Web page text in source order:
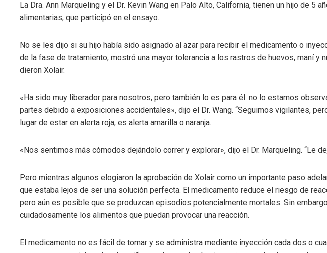
La Dra. Ann Marqueling y el Dr. Kevin Wang en Palo Alto, California, tienen un hijo de 5
alimentarias, que participó en el ensayo.
No se les dijo si su hijo había sido asignado al azar para recibir el medicamento o
de la fase de tratamiento, mostró una mayor tolerancia a los rastros de huevos, maní y
dieron Xolair.
«Ha sido muy liberador para nosotros, pero también lo es para él: no lo estamos
partes debido a exposiciones accidentales», dijo el Dr. Wang. “Seguimos vigilantes,
lugar de estar en alerta roja, es alerta amarilla o naranja.
«Nos sentimos más cómodos dejándolo correr y explorar», dijo el Dr. Marqueling. “Le
Pero mientras algunos elogiaron la aprobación de Xolair como un importante paso
que estaba lejos de ser una solución perfecta. El medicamento reduce el riesgo de
pero aún es posible que se produzcan episodios potencialmente mortales. Sin
cuidadosamente los alimentos que puedan provocar una reacción.
El medicamento no es fácil de tomar y se administra mediante inyección cada dos o